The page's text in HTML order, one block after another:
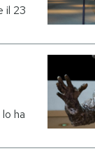
il 23
ha